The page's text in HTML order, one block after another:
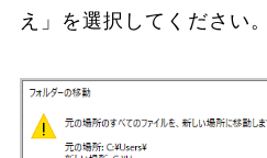
え」を選択してください。